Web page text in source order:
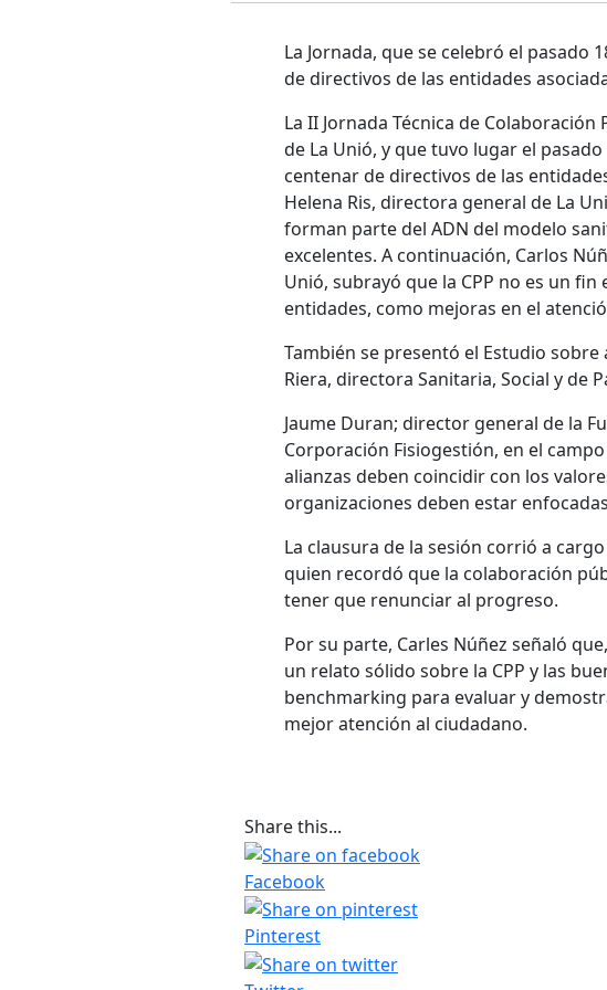
La Jornada, que se celebró el pasado
de directivos de las entidades
La II Jornada Técnica de
de La Unió, y que tuvo lugar el
centenar de directivos de las
Helena Ris, directora general de La
forman parte del ADN del modelo
excelentes. A continuación, Carlos
Unió, subrayó que la CPP no es un
entidades, como mejoras en el
También se presentó el Estudio
Riera, directora Sanitaria, Social y de
Jaume Duran; director general de la
Corporación Fisiogestión, en el
alianzas deben coincidir con los
organizaciones deben estar
La clausura de la sesión corrió a
quien recordó que la colaboración
tener que renunciar al progreso.
Por su parte, Carles Núñez señaló
un relato sólido sobre la CPP y las
benchmarking para evaluar y
mejor atención al ciudadano.
Share this...
Facebook
Pinterest